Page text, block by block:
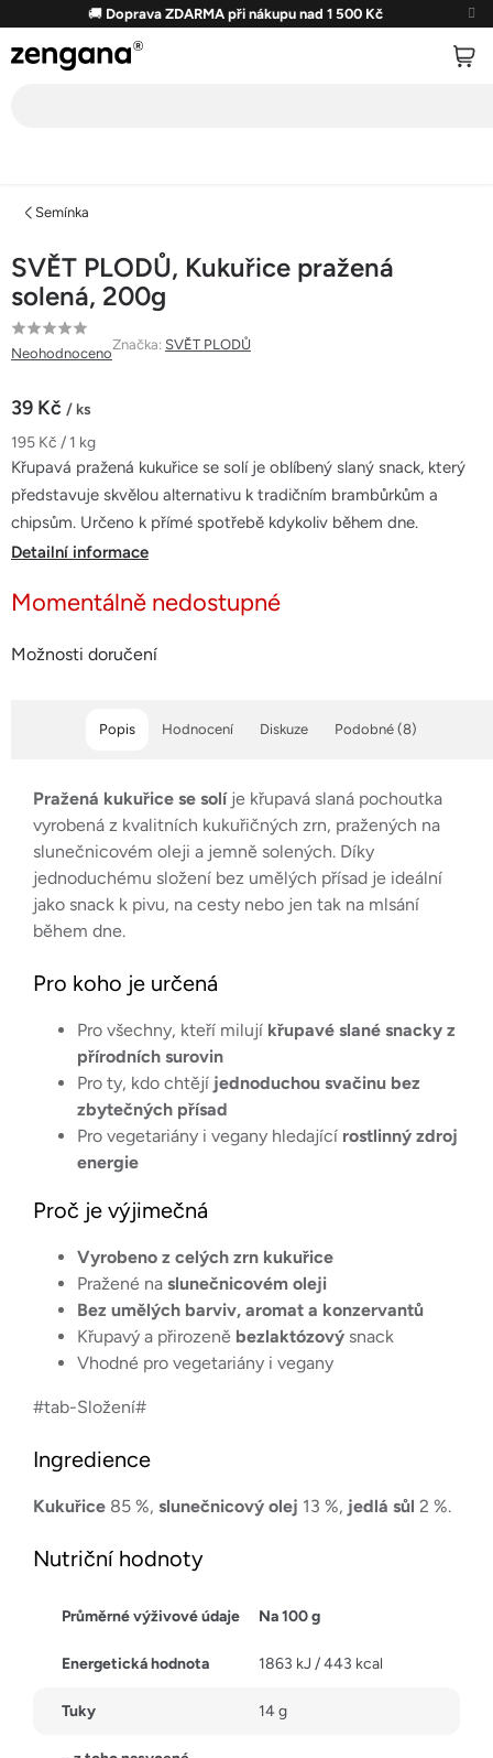
obsah
🚚 Doprava ZDARMA při nákupu nad 1 500 Kč
Semínka
SVĚT PLODŮ, Kukuřice pražená
solená, 200g
Průměrné
hodnocení
je
0,0
z
5
hvězdiček.
Neohodnoceno
Značka: SVĚT PLODŮ
39 Kč / ks
Měrná
cena:
195 Kč / 1 kg
Momentálně nedostupné
Možnosti doručení
Křupavá pražená kukuřice se solí je oblíbený slaný snack, který
představuje skvělou alternativu k tradičním brambůrkům a
chipsům. Určeno k přímé spotřebě kdykoliv během dne.
Detailní informace
Popis Podobné (8)
Hodnocení Diskuze
Pražená kukuřice se solíje křupavá slaná pochoutka
vyrobená z kvalitních kukuřičných zrn, pražených na
slunečnicovém oleji a jemně solených. Díky
jednoduchému složení bez umělých přísad je ideální
jako snack k pivu, na cesty nebo jen tak na mlsání
během dne.
Pro koho je určená
Pro všechny, kteří milují křupavé slané snacky z
přírodních surovin
Pro ty, kdo chtějí jednoduchou svačinu bez
zbytečných přísad
Pro vegetariány i vegany hledající rostlinný zdroj
energie
Proč je výjimečná
Vyrobeno z celých zrn kukuřice
Pražené na slunečnicovém oleji
Bez umělých barviv, aromat a konzervantů
Křupavý a přirozeně bezlaktózový snack
Vhodné pro vegetariány i vegany
#tab-Složení#
Ingredience
Kukuřice 85 %, slunečnicový olej 13 %, jedlá sůl 2 %.
Nutriční hodnoty
Průměrné výživové údaje Na 100 g
Energetická hodnota 1863 kJ / 443 kcal
Tuky 14 g